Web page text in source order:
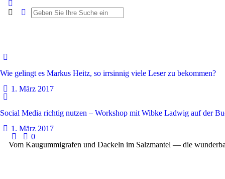
Wie gelingt es Markus Heitz, so irrsinnig viele Leser zu bekommen?
1. März 2017
Social Media richtig nutzen – Workshop mit Wibke Ladwig auf der
1. März 2017
0
Vom Kaugummigrafen und Dackeln im Salzmantel — die